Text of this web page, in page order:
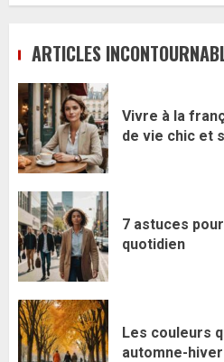
ARTICLES
Vivre à la
de vie chic et
7 astuces
quotidien
Les couleurs
automne-hiver